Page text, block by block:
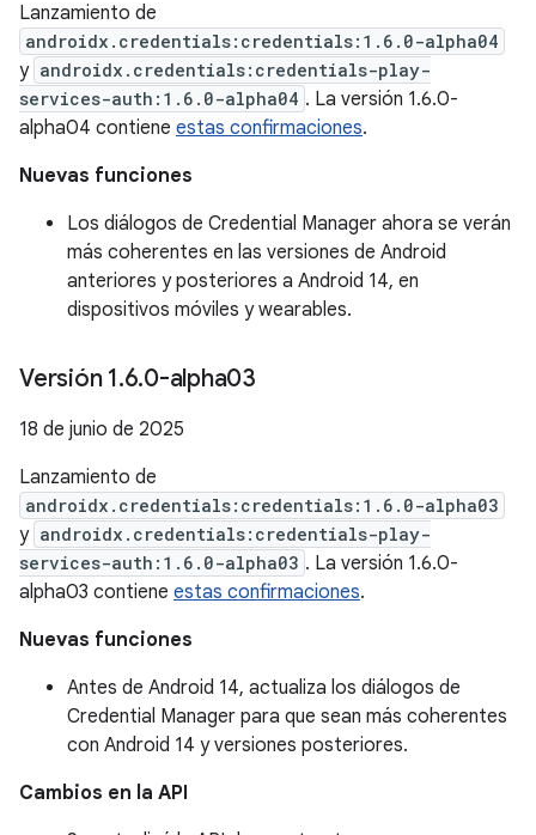
Lanzamiento de
androidx.credentials:credentials:1.6.0-alpha04
y androidx.credentials:credentials-play-
services-auth:1.6.0-alpha04 . La versión 1.6.0-
alpha04 contiene estas confirmaciones.
Nuevas funciones
Los diálogos de Credential Manager ahora se verán
más coherentes en las versiones de Android
anteriores y posteriores a Android 14, en
dispositivos móviles y wearables.
Versión 1.6.0-alpha03
18 de junio de 2025
Lanzamiento de
androidx.credentials:credentials:1.6.0-alpha03
y androidx.credentials:credentials-play-
services-auth:1.6.0-alpha03 . La versión 1.6.0-
alpha03 contiene estas confirmaciones.
Nuevas funciones
Antes de Android 14, actualiza los diálogos de
Credential Manager para que sean más coherentes
con Android 14 y versiones posteriores.
Cambios en la API